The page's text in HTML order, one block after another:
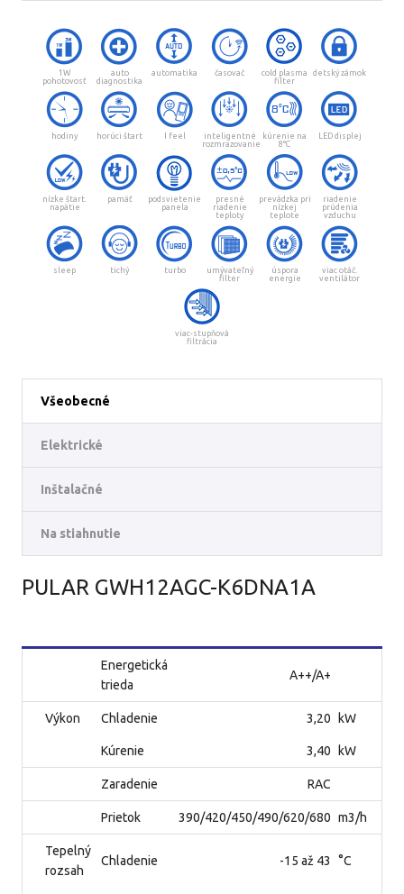
1W
pohotovosť
auto
diagnostika
automatika časovač
cold plasma
filter
detský zámok
hodiny horúci štart I feel
inteligentné
rozmrazovanie
kúrenie na
8°C
LED displej
nízke štart.
napätie
pamäť
podsvietenie
panela
presné
riadenie
teploty
prevádzka pri
nízkej
teplote
riadenie
prúdenia
vzduchu
sleep tichý turbo
umývateľný
filter
úspora
energie
viac otáč.
ventilátor
viac-stupňová
filtrácia
Všeobecné
Elektrické
Inštalačné
Na stiahnutie
PULAR GWH12AGC-K6DNA1A
Energetická
trieda
A++/A+
Výkon Chladenie 3,20 kW
Kúrenie 3,40 kW
Zaradenie RAC
Prietok 390/420/450/490/620/680 m3/h
Tepelný
rozsah
Chladenie -15 až 43 °C